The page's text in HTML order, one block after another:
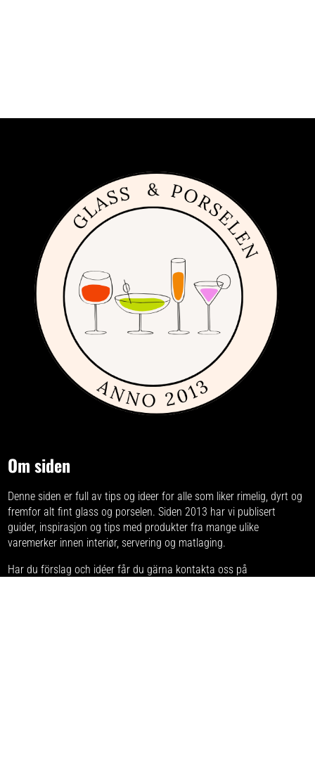
Om siden
Denne siden er full av tips og ideer for alle som liker rimelig, dyrt og
fremfor alt fint glass og porselen. Siden 2013 har vi publisert
guider, inspirasjon og tips med produkter fra mange ulike
varemerker innen interiør, servering og matlaging.
Har du förslag och idéer får du gärna kontakta oss på